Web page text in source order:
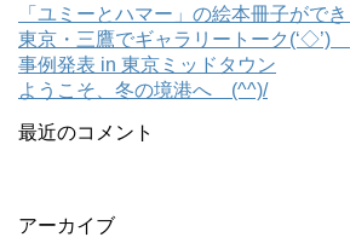
「ユミーとハマー」の絵本冊子ができ
東京・三鷹でギャラリートーク(‘◇’)ゞ
事例発表 in 東京ミッドタウン
ようこそ、冬の境港へ (^^)/
最近のコメント
アーカイブ